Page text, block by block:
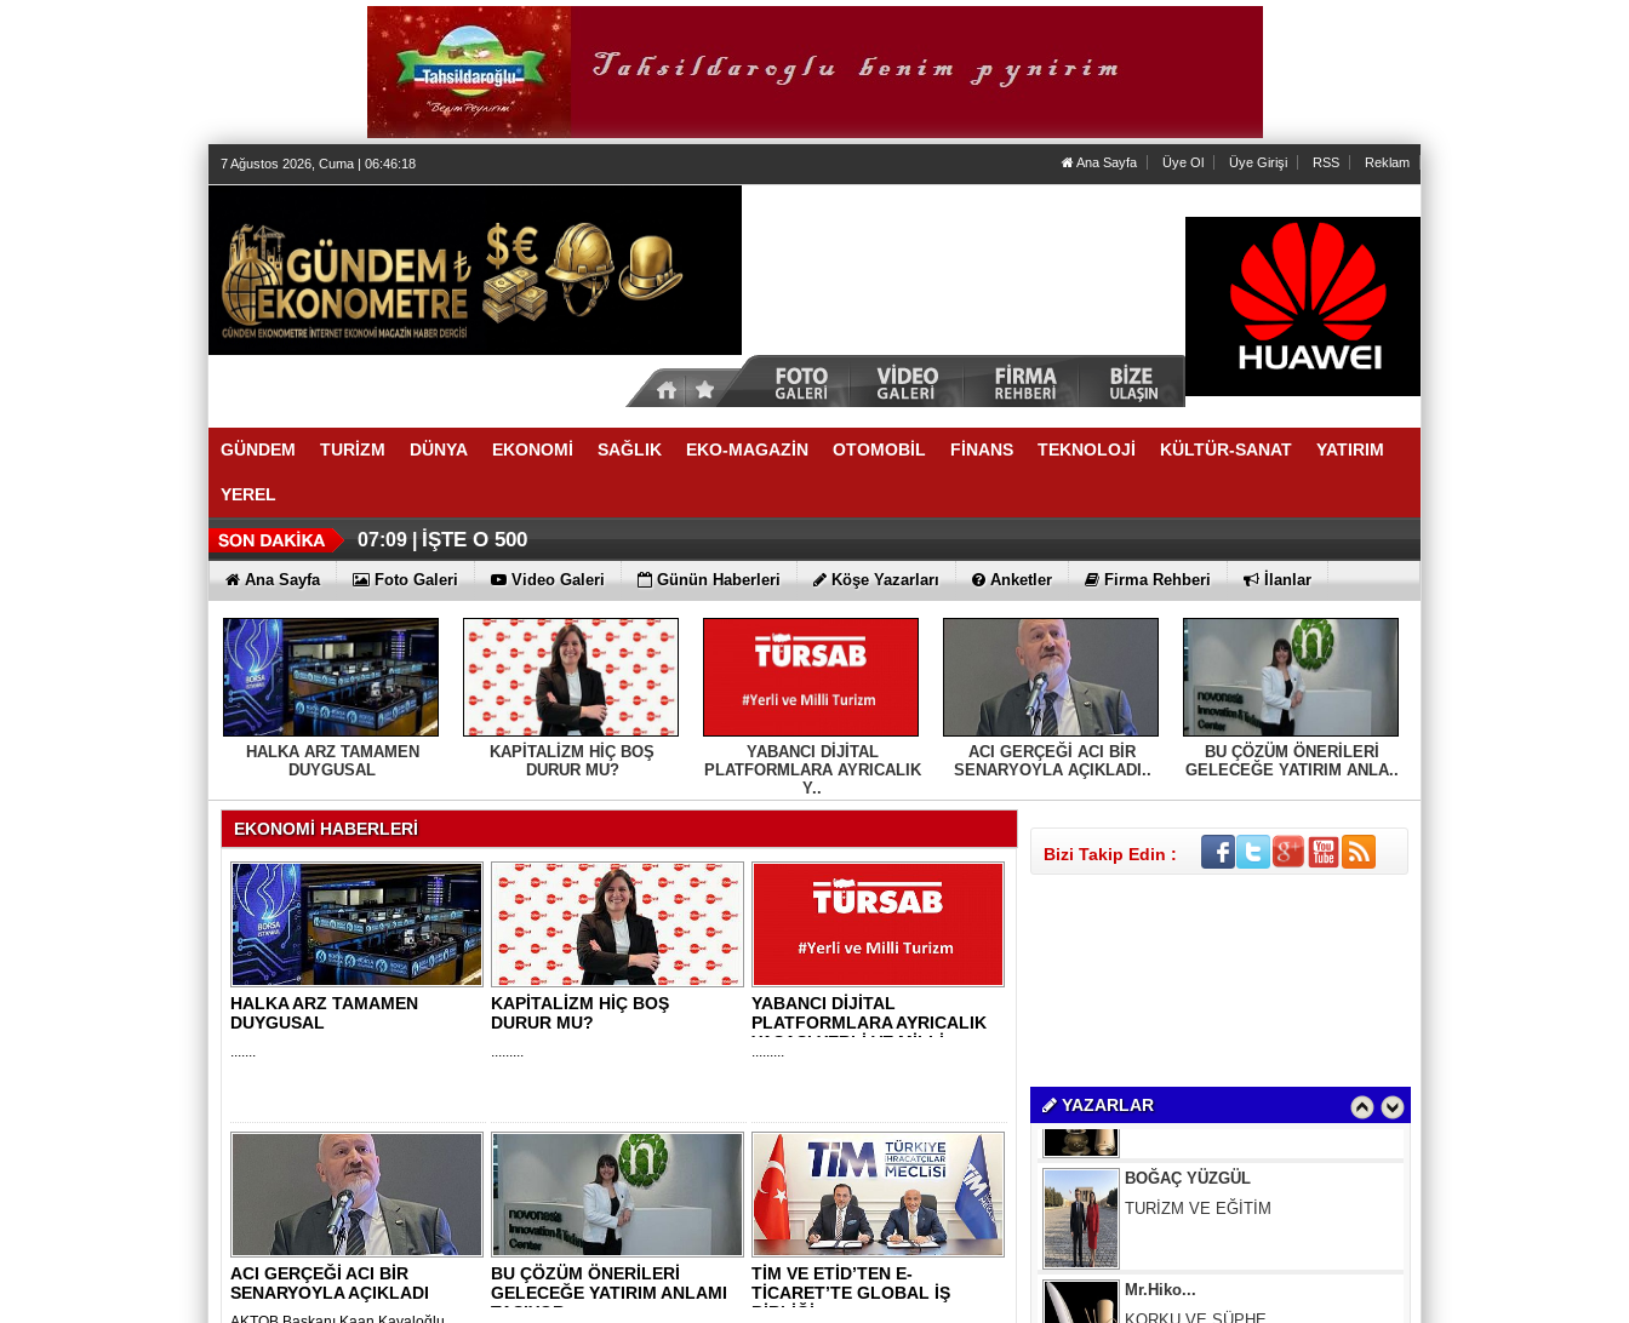
7 Ağustos 2026, Cuma | 06:46:19 Ana Sayfa Üye Ol Üye Girişi RSS Reklam
GÜNDEM TURİZM DÜNYA EKONOMİ SAĞLIK EKO-MAGAZİN OTOMOBİL FİNANS TEKNOLOJİ KÜLTÜR-SANAT YATIRIM
YEREL
07:09 | İŞTE O 500
Ana Sayfa Foto Galeri Video Galeri Günün Haberleri Köşe Yazarları Anketler Firma Rehberi İlanlar
HALKA ARZ TAMAMEN
DUYGUSAL
KAPİTALİZM HİÇ BOŞ
DURUR MU?
YABANCI DİJİTAL
PLATFORMLARA AYRICALIK
Y..
ACI GERÇEĞİ ACI BİR
SENARYOYLA AÇIKLADI..
BU ÇÖZÜM ÖNERİLERİ
GELECEĞE YATIRIM ANLA..
Bizi Takip Edin :
YAZARLAR
Sinem Elgün
GEÇMİŞİN SIRLARINA VAKIF OLUN
BAYRAMDA ARA VERİN
OYUNCULARI
TURİZM VE EĞİTİM
KORKU VE ŞÜPHE
DÜŞMANLARINIZDIR...
EKONOMİ HABERLERİ
HALKA ARZ TAMAMEN
DUYGUSAL
.......
KAPİTALİZM HİÇ BOŞ
DURUR MU?
.........
YABANCI DİJİTAL
PLATFORMLARA AYRICALIK
YASASI YERLİ VE MİLLİ..
.........
ACI GERÇEĞİ ACI BİR
SENARYOYLA AÇIKLADI
BU ÇÖZÜM ÖNERİLERİ
GELECEĞE YATIRIM ANLAMI
TAŞIYOR
TİM VE ETİD’TEN E-
TİCARET’TE GLOBAL İŞ
BİRLİĞİ